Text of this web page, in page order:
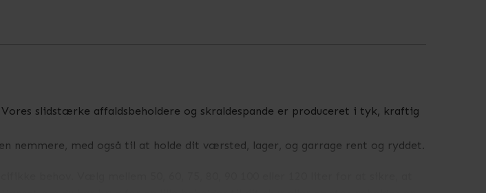
slidstærke affaldsbeholdere og skraldespande er produceret i tyk, kraftig
nemmere, med også til at holde dit værsted, lager, og garrage rent og ryddet.